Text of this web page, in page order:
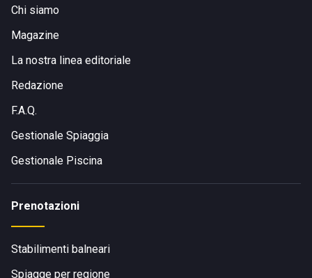
Chi siamo
Magazine
La nostra linea editoriale
Redazione
F.A.Q.
Gestionale Spiaggia
Gestionale Piscina
Prenotazioni
Stabilimenti balneari
Spiagge per regione